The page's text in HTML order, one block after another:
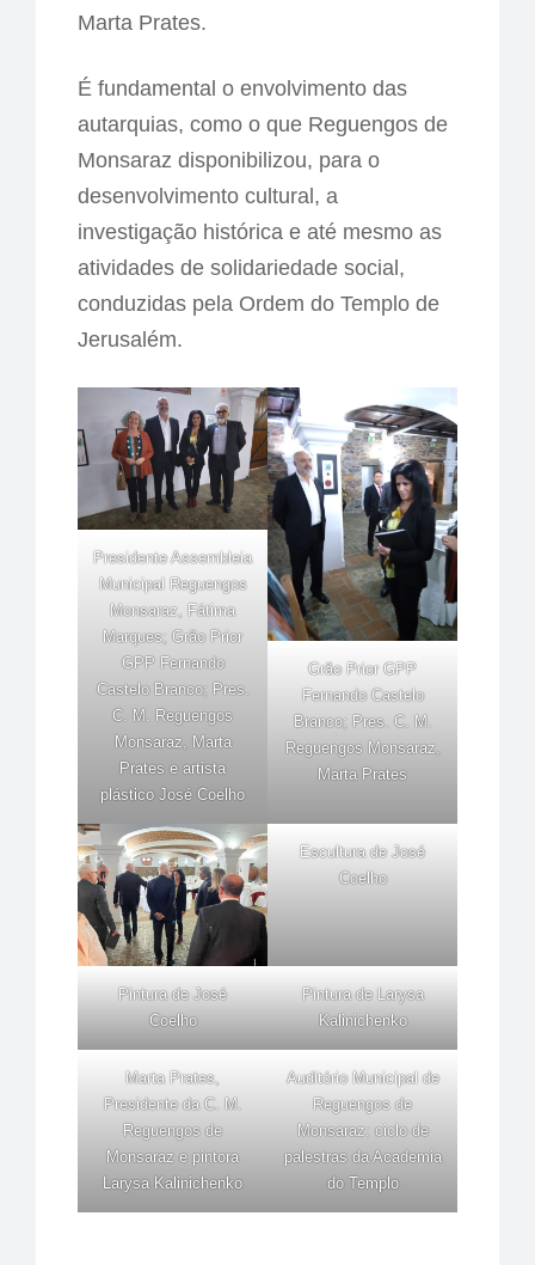
Marta Prates.
É fundamental o envolvimento das
autarquias, como o que Reguengos de
Monsaraz disponibilizou, para o
desenvolvimento cultural, a
investigação histórica e até mesmo as
atividades de solidariedade social,
conduzidas pela Ordem do Templo de
Jerusalém.
Presidente Assembleia
Municipal Reguengos
Monsaraz, Fátima
Marques; Grão Prior
GPP Fernando
Castelo Branco; Pres.
C. M. Reguengos
Monsaraz, Marta
Prates e artista
plástico José Coelho
Grão Prior GPP
Fernando Castelo
Branco; Pres. C. M.
Reguengos Monsaraz,
Marta Prates
Escultura de José
Coelho
Pintura de José
Coelho
Pintura de Larysa
Kalinichenko
Marta Prates,
Presidente da C. M.
Reguengos de
Monsaraz e pintora
Larysa Kalinichenko
Auditório Municipal de
Reguengos de
Monsaraz: ciclo de
palestras da Academia
do Templo